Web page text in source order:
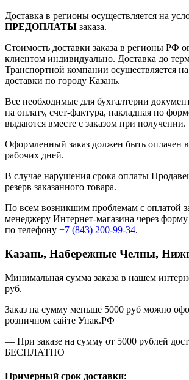
Доставка в регионы осуществляется на
ПРЕДОПЛАТЫ заказа.
Стоимость доставки заказа в регионы РФ
клиентом индивидуально. Доставка до
Транспортной компании осуществляется
доставки по городу Казань.
Все необходимые для бухгалтерии
на оплату, счет-фактура, накладная по
выдаются вместе с заказом при получении.
Оформленный заказ должен быть оплачен
рабочих дней.
В случае нарушения срока оплаты
резерв заказанного товара.
По всем возникшим проблемам с оплатой
менеджеру Интернет-магазина через форму
по телефону +7 (843) 200-99-34.
Казань, Набережные Челны,
Минимальная сумма заказа в нашем
руб.
Заказ на сумму меньше 5000 руб можно
розничном сайте Упак.РФ
— При заказе на сумму от 5000 рублей
БЕСПЛАТНО
Примерный срок доставки: